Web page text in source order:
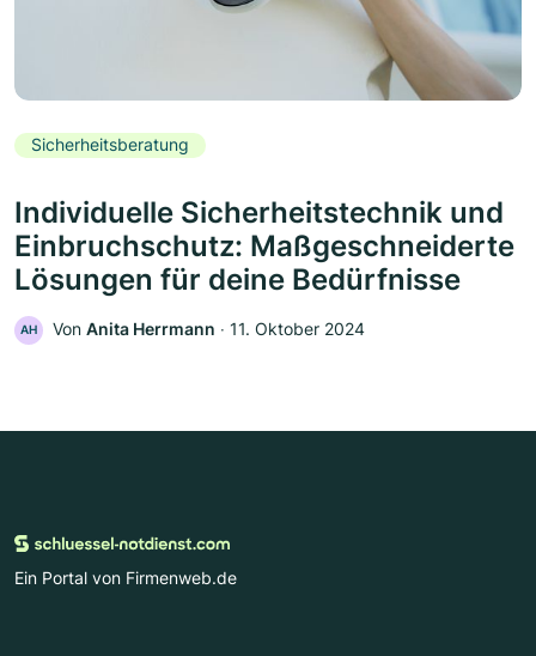
Sicherheitsberatung
Individuelle Sicherheitstechnik und
Einbruchschutz: Maßgeschneiderte
Lösungen für deine Bedürfnisse
AH Von Anita Herrmann ‧ 11. Oktober 2024
Ein Portal von Firmenweb.de